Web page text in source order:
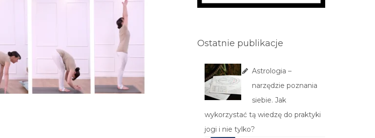
Ostatnie publikacje
Astrologia –
narzędzie poznania
siebie. Jak
wykorzystać tą wiedzę do praktyki
jogi i nie tylko?